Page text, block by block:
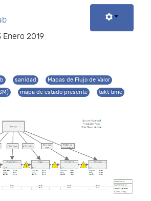
2019
sanidad
Mapas de Flujo de Valor
mapa de estado presente takt time